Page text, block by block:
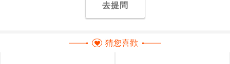
去提問
猜您喜歡